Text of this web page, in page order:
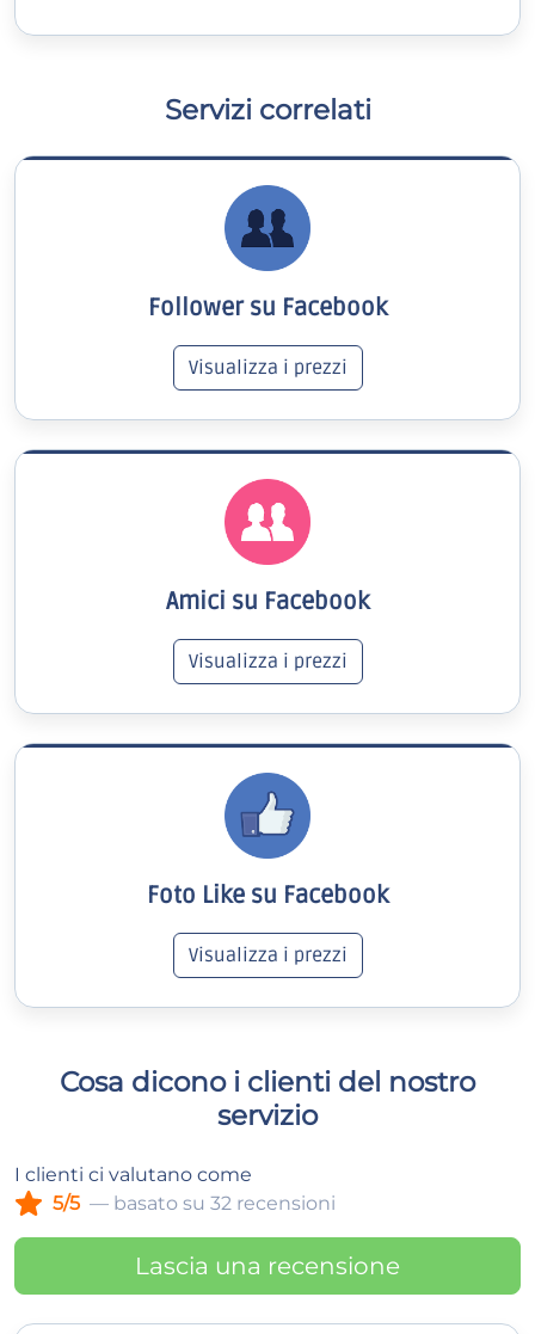
Servizi correlati
Follower su Facebook
Visualizza i prezzi
Amici su Facebook
Visualizza i prezzi
Foto Like su Facebook
Visualizza i prezzi
Cosa dicono i clienti del nostro
servizio
I clienti ci valutano come
5/5 — basato su 32 recensioni
Lascia una recensione